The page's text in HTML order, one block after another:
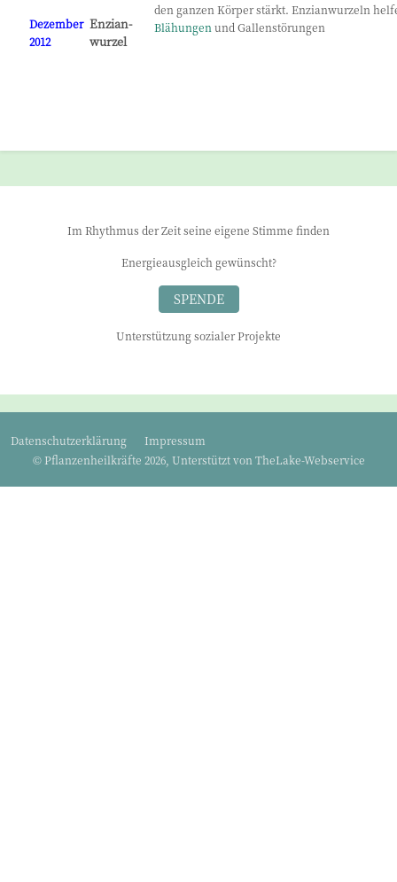
Dezember
2012
Enzian-
wurzel
den ganzen Körper stärkt. Enzianwurzeln
Blähungen und Gallenstörungen
Im Rhythmus der Zeit seine eigene Stimme finden
Energieausgleich gewünscht?
SPENDE
Unterstützung sozialer Projekte
Datenschutzerklärung
Impressum
© Pflanzenheilkräfte 2026, Unterstützt von TheLake-Webservice